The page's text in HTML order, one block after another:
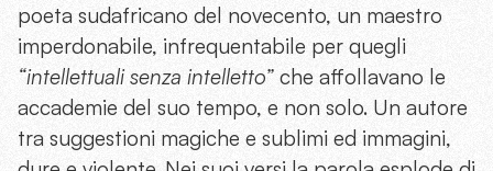
poeta sudafricano del novecento, un maestro
imperdonabile, infrequentabile per quegli
“intellettuali senza intelletto” che affollavano le
accademie del suo tempo, e non solo. Un autore
tra suggestioni magiche e sublimi ed immagini,